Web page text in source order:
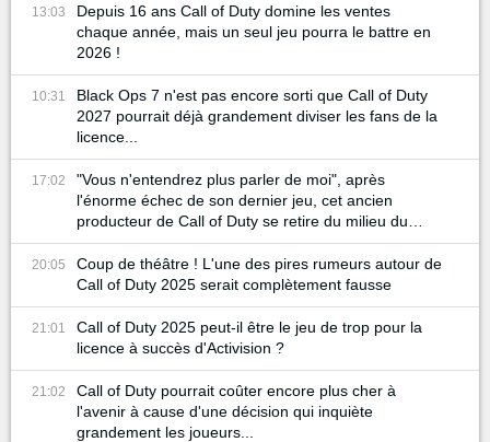
13:03
Depuis 16 ans Call of Duty domine les ventes
chaque année, mais un seul jeu pourra le battre en
2026 !
10:31
Black Ops 7 n'est pas encore sorti que Call of Duty
2027 pourrait déjà grandement diviser les fans de la
licence...
17:02
"Vous n'entendrez plus parler de moi", après
l'énorme échec de son dernier jeu, cet ancien
producteur de Call of Duty se retire du milieu du
gaming
20:05
Coup de théâtre ! L'une des pires rumeurs autour de
Call of Duty 2025 serait complètement fausse
21:01
Call of Duty 2025 peut-il être le jeu de trop pour la
licence à succès d'Activision ?
21:02
Call of Duty pourrait coûter encore plus cher à
l'avenir à cause d'une décision qui inquiète
grandement les joueurs...